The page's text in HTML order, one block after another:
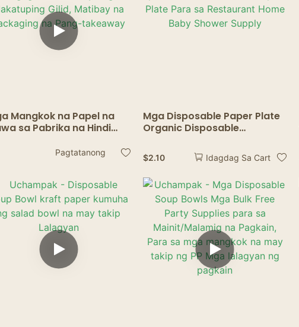
Mangkok na Papel na
sa Pabrika na Hindi
Gilid, Matibay na
Pagtatanong
Mga Disposable Paper Plate
Organic Disposable
Cake Paper Plate Para sa
Restaurant Home Baby
Shower Supply
$2.10 Idagdag Sa Cart